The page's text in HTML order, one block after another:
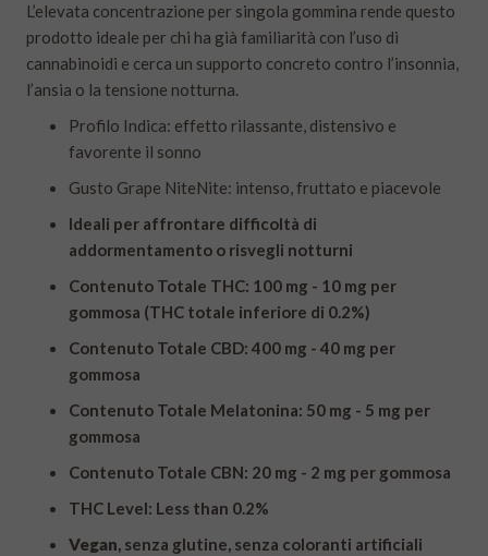
L’elevata concentrazione per singola gommina rende questo
prodotto ideale per chi ha già familiarità con l’uso di
cannabinoidi e cerca un supporto concreto contro l’insonnia,
l’ansia o la tensione notturna.
Profilo Indica: effetto rilassante, distensivo e
favorente il sonno
Gusto Grape NiteNite: intenso, fruttato e piacevole
Ideali per affrontare difficoltà di
addormentamento o risvegli notturni
Contenuto Totale THC: 100 mg - 10 mg per
gommosa (THC totale inferiore di 0.2%)
Contenuto Totale CBD: 400 mg - 40 mg per
gommosa
Contenuto Totale Melatonina: 50 mg - 5 mg per
gommosa
Contenuto Totale CBN: 20 mg - 2 mg per gommosa
THC Level: Less than 0.2%
Vegan, senza glutine, senza coloranti artificiali